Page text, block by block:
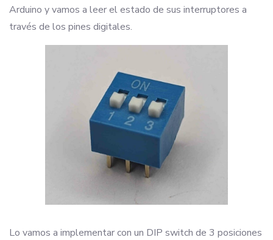
Arduino y vamos a leer el estado de sus interruptores a
través de los pines digitales.
Lo vamos a implementar con un DIP switch de 3 posiciones